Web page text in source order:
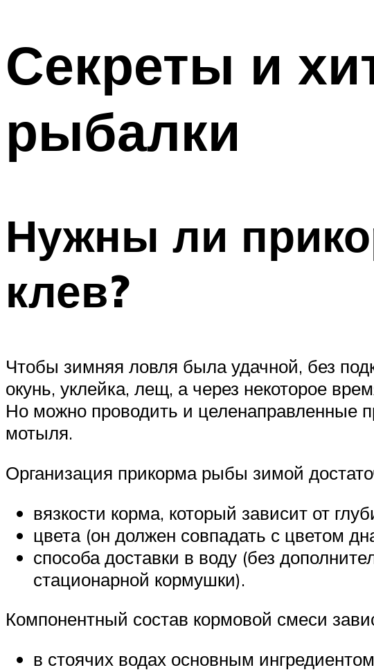
Секреты и
рыбалки
Нужны ли
клев?
Чтобы зимняя ловля была удачной, без
окунь, уклейка, лещ, а через некоторое
Но можно проводить и
мотыля.
Организация прикорма рыбы зимой
вязкости корма, который зависит от
цвета (он должен совпадать с цветом
способа доставки в воду (без
стационарной кормушки).
Компонентный состав кормовой смеси
в стоячих водах основным